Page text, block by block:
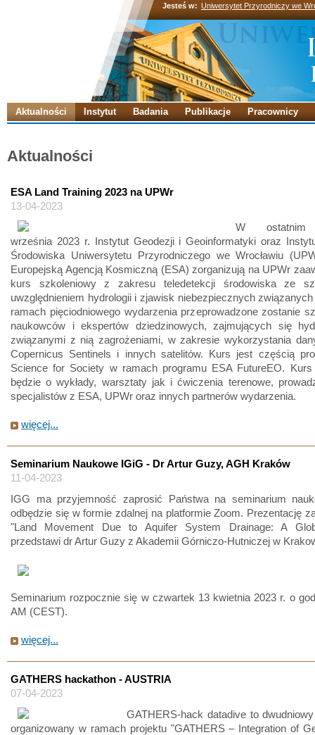
Jesteś w: Uniwersytet Przyrodniczy we
Aktualności Instytut Badania Publikacje Pracownicy
Aktualności
ESA Land Training 2023 na UPWr
13-04-2023
W ostatnim
września 2023 r. Instytut Geodezji i Geoinformatyki oraz
Środowiska Uniwersytetu Przyrodniczego we Wrocławiu
Europejską Agencją Kosmiczną (ESA) zorganizują na UPWr
kurs szkoleniowy z zakresu teledetekcji środowiska ze
uwzględnieniem hydrologii i zjawisk niebezpiecznych
ramach pięciodniowego wydarzenia przeprowadzone zostanie
naukowców i ekspertów dziedzinowych, zajmujących się
związanymi z nią zagrożeniami, w zakresie wykorzystania
Copernicus Sentinels i innych satelitów. Kurs jest częścią
Science for Society w ramach programu ESA FutureEO. Kurs
będzie o wykłady, warsztaty jak i ćwiczenia terenowe,
specjalistów z ESA, UPWr oraz innych partnerów wydarzenia.
więcej...
Seminarium Naukowe IGiG - Dr Artur Guzy, AGH Kraków
11-04-2023
IGG ma przyjemność zaprosić Państwa na seminarium
odbędzie się w formie zdalnej na platformie Zoom. Prezentację
"Land Movement Due to Aquifer System Drainage: A
przedstawi dr Artur Guzy z Akademii Górniczo-Hutniczej w
Seminarium rozpocznie się w czwartek 13 kwietnia 2023 r. o
AM (CEST).
więcej...
GATHERS hackathon - AUSTRIA
07-04-2023
GATHERS-hack datadive to
organizowany w ramach projektu "GATHERS – Integration of